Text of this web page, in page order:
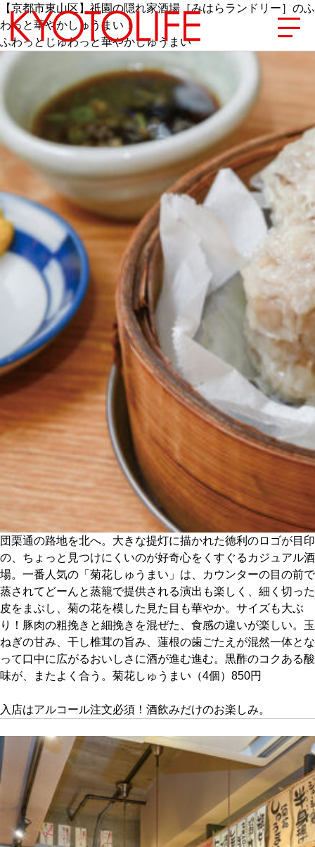
エリアから探す
地図から探す
カテゴリーから探す
SPECIAL
NEW OPEN
SERIES
CULTURE
ABOUT US
Instagram
チケットプレゼント応募
MAIN MENU
SERIES
カレーが好き
京都おやつクラブ
私と店のはなし
今月の京みやげ
京都の書店
【京都市東山区】祇園の隠れ家酒場［みはらランドリー］のふ
わっと華やかしゅうまい！
ふわっとじゅわっと華やかしゅうまい
団栗通の路地を北へ。大きな提灯に描かれた徳利のロゴが目印
の、ちょっと見つけにくいのが好奇心をくすぐるカジュアル酒
場。一番人気の「菊花しゅうまい」は、カウンターの目の前で
蒸されてどーんと蒸籠で提供される演出も楽しく、細く切った
皮をまぶし、菊の花を模した見た目も華やか。サイズも大ぶ
り！豚肉の粗挽きと細挽きを混ぜた、食感の違いが楽しい。玉
ねぎの甘み、干し椎茸の旨み、蓮根の歯ごたえが混然一体とな
って口中に広がるおいしさに酒が進む進む。黒酢のコクある酸
味が、またよく合う。菊花しゅうまい（4個）850円
入店はアルコール注文必須！酒飲みだけのお楽しみ。